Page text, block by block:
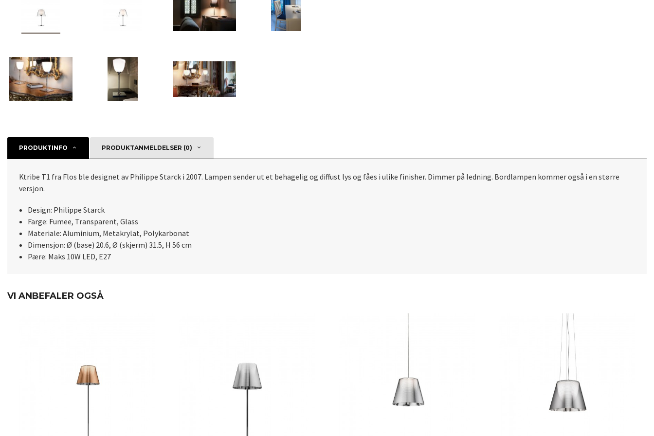
PRODUKTINFO PRODUKTANMELDELSER (0)
Ktribe T1 fra Flos ble designet av Philippe Starck i 2007. Lampen sender ut et behagelig og diffust lys og fåes i ulike finisher. Dimmer på ledning. Bordlampen kommer også i en større
versjon.
Design: Philippe Starck
Farge: Fumee, Transparent, Glass
Materiale: Aluminium, Metakrylat, Polykarbonat
Dimensjon: Ø (base) 20.6, Ø (skjerm) 31.5, H 56 cm
Pære: Maks 10W LED, E27
VI ANBEFALER OGSÅ